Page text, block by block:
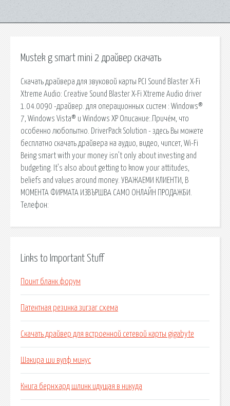
Mustek g smart mini 2 драйвер скачать
Скачать драйвера для звуковой карты PCI Sound Blaster X-Fi
Xtreme Audio: Creative Sound Blaster X-Fi Xtreme Audio driver
1.04.0090 -драйвер. для операционных систем : Windows®
7, Windows Vista® и Windows XP Описание:.Причём, что
особенно любопытно. DriverPack Solution - здесь Вы можете
бесплатно скачать драйвера на аудио, видео, чипсет, Wi-Fi
Being smart with your money isn’t only about investing and
budgeting. It’s also about getting to know your attitudes,
beliefs and values around money. УВАЖАЕМИ КЛИЕНТИ, В
МОМЕНТА ФИРМАТА ИЗВЪРШВА САМО ОНЛАЙН ПРОДАЖБИ.
Телефон:
Links to Important Stuff
Поинт бланк форум
Патентная резинка зигзаг схема
Скачать драйвер для встроенной сетевой карты gigabyte
Шакира ши вулф минус
Книга бернхард шлинк идущая в никуда